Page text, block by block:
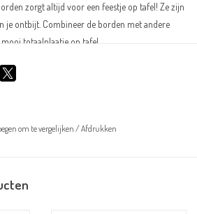
zorgt altijd voor een feestje op tafel! Ze zijn
je ontbijt. Combineer de borden met andere
totaalplaatje op tafel.
om te vergelijken /Afdrukken